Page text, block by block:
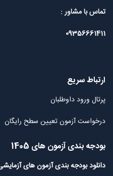
تماس با مشاور :
09356661411
ارتباط سریع
پرتال ورود داوطلبان
درخواست آزمون تعیین سطح رایگان
بودجه بندی آزمون های 1405
دانلود بودجه بندی آزمون های آزمایشی